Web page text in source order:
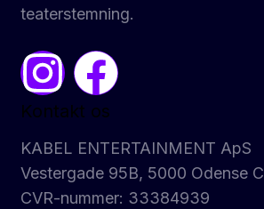
teaterstemning.
Kontakt os
KABEL ENTERTAINMENT ApS
Vestergade 95B, 5000 Odense C
CVR-nummer: 33384939